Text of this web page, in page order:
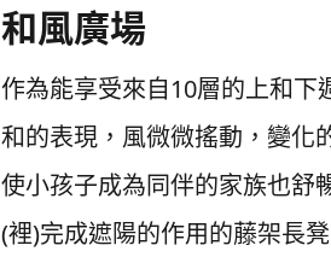
和風廣場
作為能享受來自10層的上和
和的表現，風微微搖動，變化
使小孩子成為同伴的家族也舒
(裡)完成遮陽的作用的藤架長